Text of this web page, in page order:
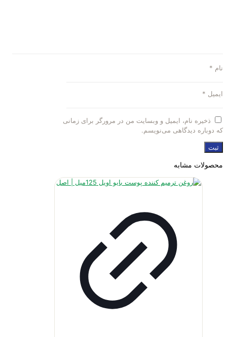
نام *
ایمیل *
ذخیره نام، ایمیل و وبسایت من در مرورگر برای زمانی
که دوباره دیدگاهی می‌نویسم.
محصولات مشابه